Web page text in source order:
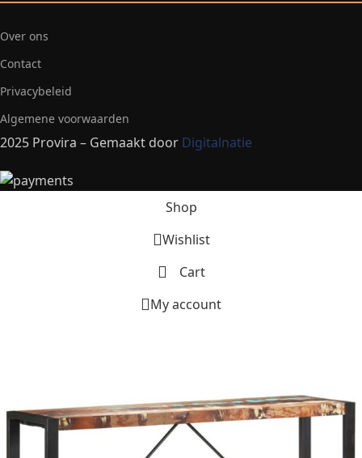
Over ons
Contact
Privacybeleid
Algemene voorwaarden
2025 Provira – Gemaakt door Digitalnatie
Shop
Wishlist
Cart
My account